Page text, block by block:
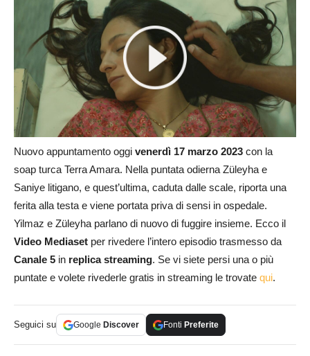
Nuovo appuntamento oggi venerdì 17 marzo 2023 con la
soap turca Terra Amara. Nella puntata odierna Züleyha e
Saniye litigano, e quest’ultima, caduta dalle scale, riporta una
ferita alla testa e viene portata priva di sensi in ospedale.
Yilmaz e Züleyha parlano di nuovo di fuggire insieme. Ecco il
Video Mediaset per rivedere l’intero episodio trasmesso da
Canale 5 in replica streaming. Se vi siete persi una o più
puntate e volete rivederle gratis in streaming le trovate qui.
Seguici su Google Discover Fonti Preferite